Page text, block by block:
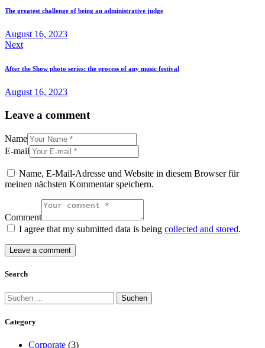
The greatest challenge of being an administrative judge
August 16, 2023
Next
After the Show photo series: the process of any music festival
August 16, 2023
Leave a comment
Name
E-mail
Name, E-Mail-Adresse und Website in diesem Browser für
meinen nächsten Kommentar speichern.
Comment
I agree that my submitted data is being collected and stored.
Search
Suchen
nach:
Category
Corporate (3)